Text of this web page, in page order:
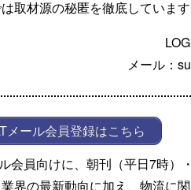
取材源の秘匿を徹底しています
メール：
メール会員登録はこちら
会員向けに、朝刊（平日7時）
界の最新動向に加え、物流に